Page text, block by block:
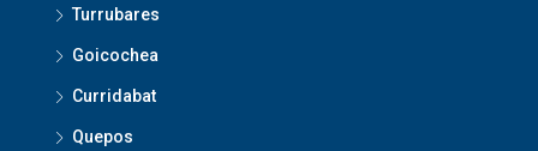
Turrubares
Goicochea
Curridabat
Quepos